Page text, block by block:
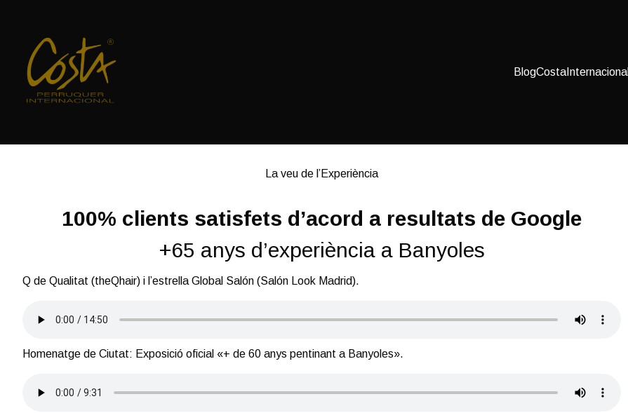
Content
BlogCosta Internacional
La veu de l’Experiència
100% clients satisfets d’acord a resultats de Google
+65 anys d’experiència a Banyoles
Q de Qualitat (theQhair) i l’estrella Global Salón (Salón Look Madrid).
Homenatge de Ciutat: Exposició oficial «+ de 60 anys pentinant a Banyoles».